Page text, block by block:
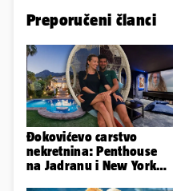
Preporučeni članci
Đokovićevo carstvo
nekretnina: Penthouse
na Jadranu i New Yorku,